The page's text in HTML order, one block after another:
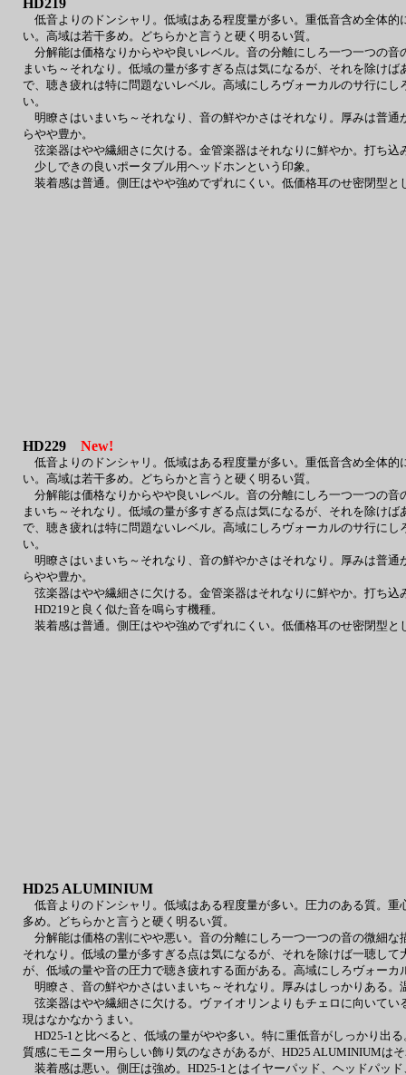
HD219
低音よりのドンシャリ。低域はある程度量が多い。重低音含め全体
い。高域は若干多め。どちらかと言うと硬く明るい質。
分解能は価格なりからやや良いレベル。音の分離にしろ一つ一つの
まいち～それなり。低域の量が多すぎる点は気になるが、それを除け
で、聴き疲れは特に問題ないレベル。高域にしろヴォーカルのサ行に
い。
明瞭さはいまいち～それなり、音の鮮やかさはそれなり。厚みは普
らやや豊か。
弦楽器はやや繊細さに欠ける。金管楽器はそれなりに鮮やか。打ち込
少しできの良いポータブル用ヘッドホンという印象。
装着感は普通。側圧はやや強めでずれにくい。低価格耳のせ密閉型
HD229 New!
低音よりのドンシャリ。低域はある程度量が多い。重低音含め全体
い。高域は若干多め。どちらかと言うと硬く明るい質。
分解能は価格なりからやや良いレベル。音の分離にしろ一つ一つの
まいち～それなり。低域の量が多すぎる点は気になるが、それを除け
で、聴き疲れは特に問題ないレベル。高域にしろヴォーカルのサ行に
い。
明瞭さはいまいち～それなり、音の鮮やかさはそれなり。厚みは普
らやや豊か。
弦楽器はやや繊細さに欠ける。金管楽器はそれなりに鮮やか。打ち込
HD219と良く似た音を鳴らす機種。
装着感は普通。側圧はやや強めでずれにくい。低価格耳のせ密閉型
HD25 ALUMINIUM
低音よりのドンシャリ。低域はある程度量が多い。圧力のある質。
多め。どちらかと言うと硬く明るい質。
分解能は価格の割にやや悪い。音の分離にしろ一つ一つの音の微細
それなり。低域の量が多すぎる点は気になるが、それを除けば一聴し
が、低域の量や音の圧力で聴き疲れする面がある。高域にしろヴォー
明瞭さ、音の鮮やかさはいまいち～それなり。厚みはしっかりある
弦楽器はやや繊細さに欠ける。ヴァイオリンよりもチェロに向いて
現はなかなかうまい。
HD25-1と比べると、低域の量がやや多い。特に重低音がしっかり出
質感にモニター用らしい飾り気のなさがあるが、HD25 ALUMINIUMは
装着感は悪い。側圧は強め。HD25-1とはイヤーパッド、ヘッドパッ